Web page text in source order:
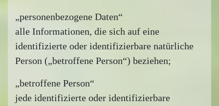
„personenbezogene Daten“
alle Informationen, die sich auf eine
identifizierte oder identifizierbare natürliche
Person („betroffene Person“) beziehen;
„betroffene Person“
jede identifizierte oder identifizierbare